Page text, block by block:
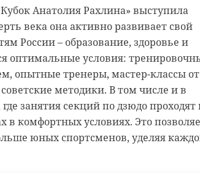
Анатолия Рахлина» выступила
века она активно развивает свой
России – образование, здоровье и
оптимальные условия:
опытные тренеры, мастер-классы от
методики. В том числе и в
занятия секций по дзюдо проходят
комфортных условиях. Это
юных спортсменов, уделяя